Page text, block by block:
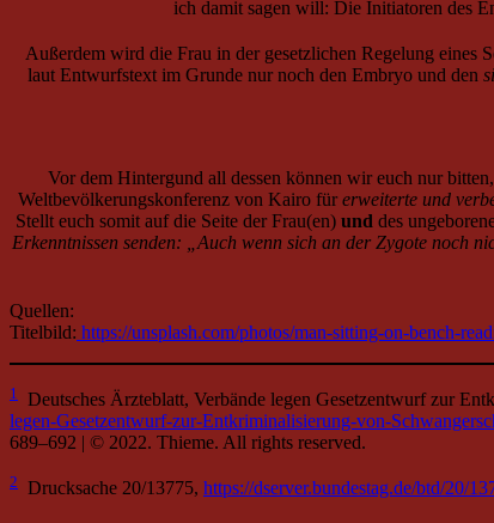
ich damit sagen will: Die Initiatoren des
Außerdem wird die Frau in der gesetzlichen Regelung
laut Entwurfstext im Grunde nur noch den Embryo und den
Vor dem Hintergund all dessen können wir euch nur
Weltbevölkerungskonferenz von Kairo fürerweiterte und
Stellt euch somit auf die Seite der Frau(en) und des
Erkenntnissen senden: „Auch wenn sich an der Zygote noch
Quellen:
Titelbild: https://unsplash.com/photos/man-sitting-on-bench-
1 Deutsches Ärzteblatt, Verbände legen Gesetzentwurf zur
legen-Gesetzentwurf-zur-Entkriminalisierung-von-
689–692 | © 2022. Thieme. All rights reserved.
2 Drucksache 20/13775, https://dserver.bundestag.de/btd/20/